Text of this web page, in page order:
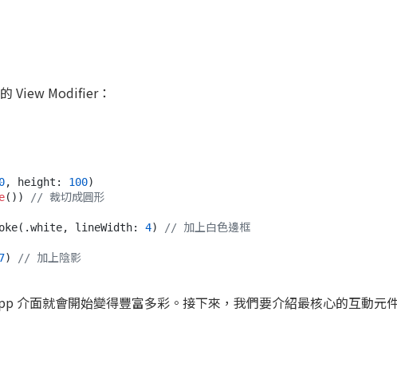
View Modifier：
, height: 100)
())
// 裁切成圓形
lineWidth: 4)
// 加上白色邊框
7) // 加上陰影
介面就會開始變得豐富多彩。接下來，我們要介紹最核心的互動元